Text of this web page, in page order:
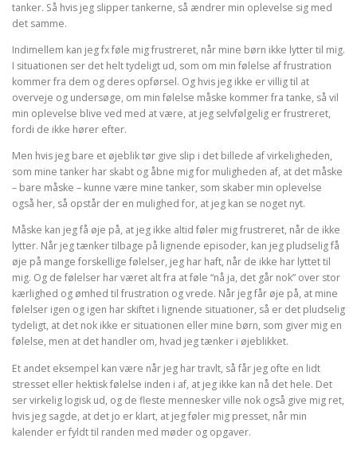
tanker. Så hvis jeg slipper tankerne, så ændrer min oplevelse sig med
det samme.
Indimellem kan jeg fx føle mig frustreret, når mine børn ikke lytter til mig.
I situationen ser det helt tydeligt ud, som om min følelse af frustration
kommer fra dem og deres opførsel. Og hvis jeg ikke er villig til at
overveje og undersøge, om min følelse måske kommer fra tanke, så vil
min oplevelse blive ved med at være, at jeg selvfølgelig er frustreret,
fordi de ikke hører efter.
Men hvis jeg bare et øjeblik tør give slip i det billede af virkeligheden,
som mine tanker har skabt og åbne mig for muligheden af, at det måske
– bare måske – kunne være mine tanker, som skaber min oplevelse
også her, så opstår der en mulighed for, at jeg kan se noget nyt.
Måske kan jeg få øje på, at jeg ikke altid føler mig frustreret, når de ikke
lytter. Når jeg tænker tilbage på lignende episoder, kan jeg pludselig få
øje på mange forskellige følelser, jeg har haft, når de ikke har lyttet til
mig. Og de følelser har været alt fra at føle “nå ja, det går nok” over stor
kærlighed og ømhed til frustration og vrede. Når jeg får øje på, at mine
følelser igen og igen har skiftet i lignende situationer, så er det pludselig
tydeligt, at det nok ikke er situationen eller mine børn, som giver mig en
følelse, men at det handler om, hvad jeg tænker i øjeblikket.
Et andet eksempel kan være når jeg har travlt, så får jeg ofte en lidt
stresset eller hektisk følelse inden i af, at jeg ikke kan nå det hele. Det
ser virkelig logisk ud, og de fleste mennesker ville nok også give mig ret,
hvis jeg sagde, at det jo er klart, at jeg føler mig presset, når min
kalender er fyldt til randen med møder og opgaver.